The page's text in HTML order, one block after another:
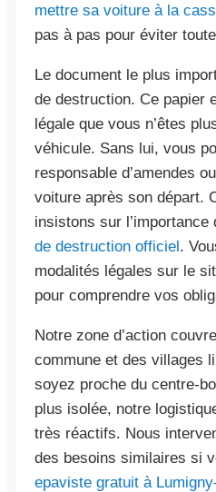
mettre sa voiture à la
pas à pas pour éviter
Le document le plus
de destruction. Ce papier
légale que vous n’êtes
véhicule. Sans lui, vous
responsable d’amendes
voiture après son départ.
insistons sur l’importance
de destruction officiel.
modalités légales sur le
pour comprendre vos
Notre zone d’action
commune et des villages
soyez proche du centre-
plus isolée, notre
très réactifs. Nous
des besoins similaires si
epaviste gratuit à